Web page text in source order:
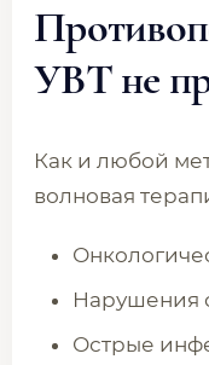
УВТ не
Как и любой
волновая
Нарушения
Острые